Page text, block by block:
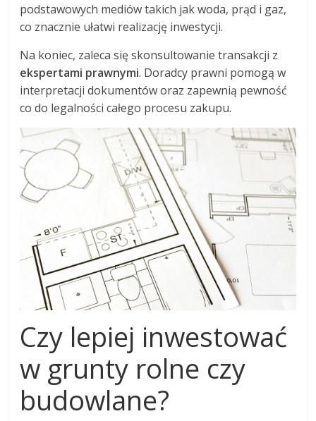
podstawowych mediów takich jak woda, prąd i gaz,
co znacznie ułatwi realizację inwestycji.
Na koniec, zaleca się skonsultowanie transakcji z
ekspertami prawnymi. Doradcy prawni pomogą w
interpretacji dokumentów oraz zapewnią pewność
co do legalności całego procesu zakupu.
Czy lepiej inwestować
w grunty rolne czy
budowlane?